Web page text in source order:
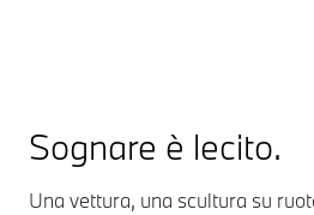
Sognare è lecito.
Una vettura, una scultura su